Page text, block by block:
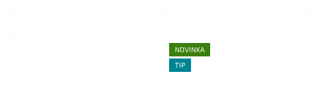
NOVINKA
TIP